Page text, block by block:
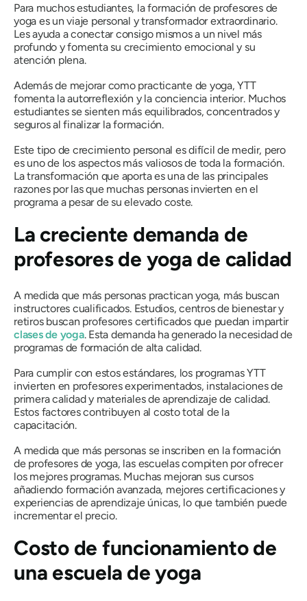
Para muchos estudiantes, la formación de profesores de
yoga es un viaje personal y transformador extraordinario.
Les ayuda a conectar consigo mismos a un nivel más
profundo y fomenta su crecimiento emocional y su
atención plena.
Además de mejorar como practicante de yoga, YTT
fomenta la autorreflexión y la conciencia interior. Muchos
estudiantes se sienten más equilibrados, concentrados y
seguros al finalizar la formación.
Este tipo de crecimiento personal es difícil de medir, pero
es uno de los aspectos más valiosos de toda la formación.
La transformación que aporta es una de las principales
razones por las que muchas personas invierten en el
programa a pesar de su elevado coste.
La creciente demanda de
profesores de yoga de calidad
A medida que más personas practican yoga, más buscan
instructores cualificados. Estudios, centros de bienestar y
retiros buscan profesores certificados que puedan impartir
clases de yoga. Esta demanda ha generado la necesidad de
programas de formación de alta calidad.
Para cumplir con estos estándares, los programas YTT
invierten en profesores experimentados, instalaciones de
primera calidad y materiales de aprendizaje de calidad.
Estos factores contribuyen al costo total de la
capacitación.
A medida que más personas se inscriben en la formación
de profesores de yoga, las escuelas compiten por ofrecer
los mejores programas. Muchas mejoran sus cursos
añadiendo formación avanzada, mejores certificaciones y
experiencias de aprendizaje únicas, lo que también puede
incrementar el precio.
Costo de funcionamiento de
una escuela de yoga